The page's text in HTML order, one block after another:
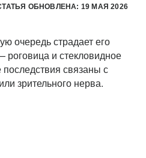
ОБНОВЛЕНА: 19 МАЯ 2026
очередь страдает его
роговица и стекловидное
связаны с
зрительного нерва.